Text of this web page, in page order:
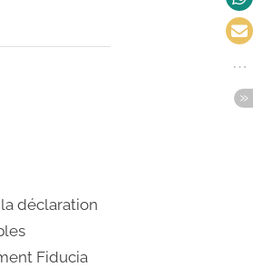
la déclaration
Fiducia